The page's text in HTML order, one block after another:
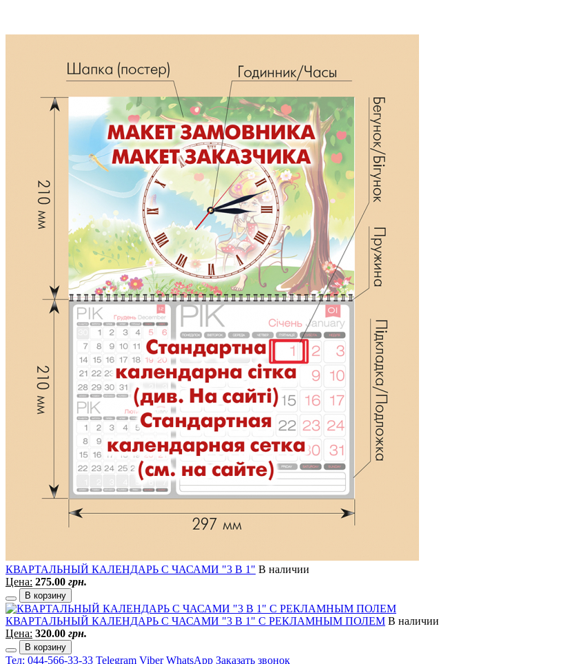
КВАРТАЛЬНЫЙ КАЛЕНДАРЬ C ЧАСАМИ "3 В 1" В наличии
Цена: 275.00 грн.
В корзину
КВАРТАЛЬНЫЙ КАЛЕНДАРЬ C ЧАСАМИ "3 В 1" С РЕКЛАМНЫМ ПОЛЕМ В наличии
Цена: 320.00 грн.
В корзину
Тел: 044-566-33-33 Telegram Viber WhatsApp Заказать звонок